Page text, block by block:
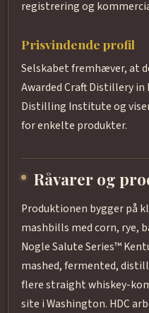
registrering og
Prisvindende profil
Selskabet fremhæver, at
Awarded Craft Distillery
Distilling Institute og
for enkelte produkter.
Råvarer og
Produktionen bygger på
mashbills med corn, rye,
Nogle Salute Series™
mashed, fermented,
flere straight whiskey-
site i Washington. HDC